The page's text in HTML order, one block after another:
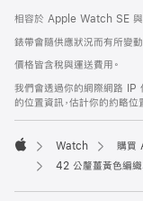
腳
腳
相容於 Apple Watch SE
錶帶會隨供應狀況而有所變動
價格皆含稅與運送費用。
我們會透過你的網際網路 IP
的位置資訊，估計你的約略位
Apple
Watch
購買
42 公釐薑黃色編